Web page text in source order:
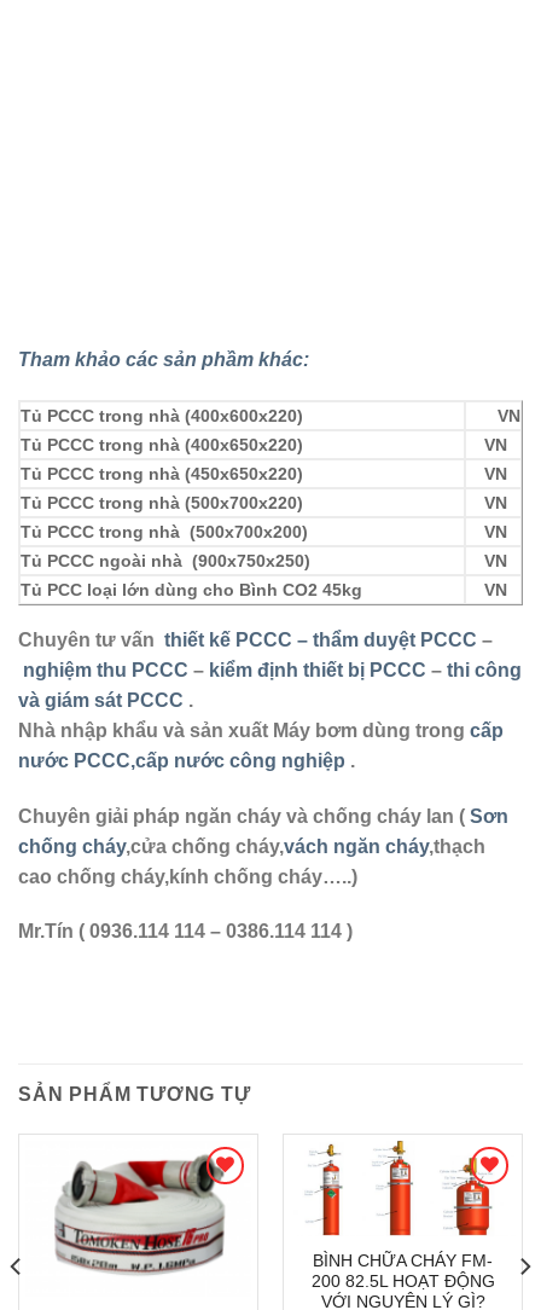
Tham khảo các sản phầm khác:
Tủ PCCC trong nhà (400x600x220)
VN
Tủ PCCC trong nhà (400x650x220)
VN
Tủ PCCC trong nhà (450x650x220)
VN
Tủ PCCC trong nhà (500x700x220)
VN
Tủ PCCC trong nhà (500x700x200)
VN
Tủ PCCC ngoài nhà (900x750x250)
VN
Tủ PCC loại lớn dùng cho Bình CO2 45kg
VN
Chuyên tư vấn thiết kế PCCC – thẩm duyệt PCCC –
nghiệm thu PCCC – kiểm định thiết bị PCCC – thi công
và giám sát PCCC .
Nhà nhập khẩu và sản xuất Máy bơm dùng trong cấp
nước PCCC,cấp nước công nghiệp .
Chuyên giải pháp ngăn cháy và chống cháy lan ( Sơn
chống cháy,cửa chống cháy,vách ngăn cháy,thạch
cao chống cháy,kính chống cháy…..)
Mr.Tín ( 0936.114 114 – 0386.114 114 )
SẢN PHẨM TƯƠNG TỰ
BÌNH CHỮA CHÁY FM-
200 82.5L HOẠT ĐỘNG
VỚI NGUYÊN LÝ GÌ?